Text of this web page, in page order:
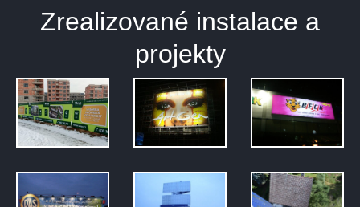
Zrealizované instalace a
projekty